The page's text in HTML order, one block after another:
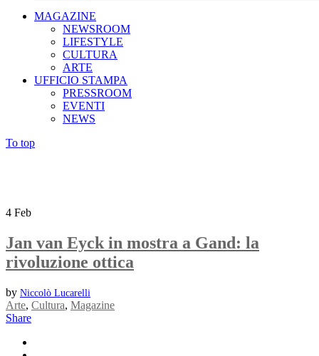
MAGAZINE
NEWSROOM
LIFESTYLE
CULTURA
ARTE
UFFICIO STAMPA
PRESSROOM
EVENTI
NEWS
To top
4 Feb
Jan van Eyck in mostra a Gand: la
rivoluzione ottica
by Niccolò Lucarelli
Arte, Cultura, Magazine
Share